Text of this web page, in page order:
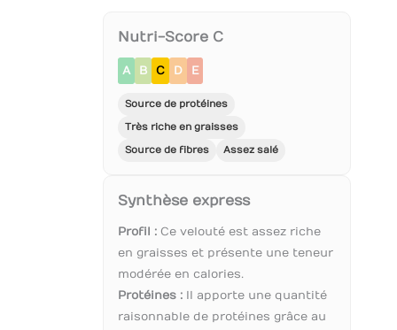
Nutri-Score C
A B C D E
Source de protéines
Très riche en graisses
Source de fibres
Assez salé
Synthèse express
Profil : Ce velouté est assez riche
en graisses et présente une teneur
modérée en calories.
Protéines : Il apporte une quantité
raisonnable de protéines grâce au